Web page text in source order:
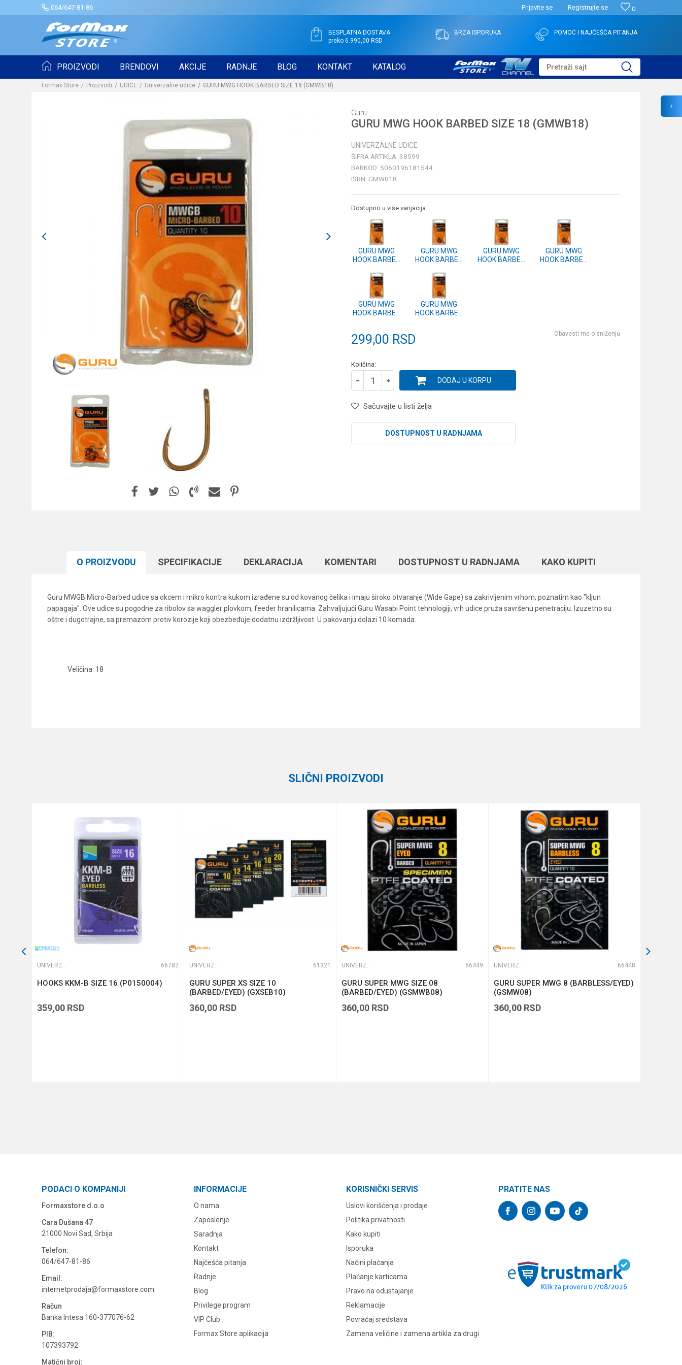
064/647-81-86 0
Prijavite se Registrujte se
BESPLATNA DOSTAVA
preko 6.990,00 RSD
BRZA ISPORUKA POMOĆ I NAJČEŠĆA PITANJA
PROIZVODI BRENDOVI AKCIJE RADNJE BLOG KONTAKT KATALOG Pretraži sajt
Formax Store Proizvodi UDICE Univerzalne udice GURU MWG HOOK BARBED SIZE 18 (GMWB18)
Guru
GURU MWG HOOK BARBED SIZE 18 (GMWB18)
UNIVERZALNE UDICE
ŠIFRA ARTIKLA: 38599
BARKOD: 5060196181544
ISBN: GMWB18
Dostupno u više varijacija:
GURU MWG
HOOK BARBED
(GMWB10)
GURU MWG
HOOK BARBED
(GMWB12)
GURU MWG
HOOK BARBED
GURU MWG
HOOK BARBED
GURU MWG
HOOK BARBED
GURU MWG
HOOK BARBED
299,00 RSD Obavesti me o sniženju
Količina:
DODAJ U KORPU
Sačuvajte u listi želja
DOSTUPNOST U RADNJAMA
O PROIZVODU SPECIFIKACIJЕ DEKLARACIJA KOMENTARI DOSTUPNOST U RADNJAMA KAKO KUPITI
Guru MWGB Micro-Barbed udice sa okcem i mikro kontra kukom izrađene su od kovanog čelika i imaju široko otvaranje (Wide Gape) sa zakrivljenim vrhom, poznatim kao "kljun
papagaja". Ove udice su pogodne za ribolov sa waggler plovkom, feeder hranilicama. Zahvaljujući Guru Wasabi Point tehnologiji, vrh udice pruža savršenu penetraciju. Izuzetno su
oštre i dugotrajne, sa premazom protiv korozije koji obezbeđuje dodatnu izdržljivost. U pakovanju dolazi 10 komada.
Veličina: 18
SLIČNI PROIZVODI
UNIVERZALNE UDICE 66782
HOOKS KKM-B SIZE 16 (P0150004)
359,00 RSD
UNIVERZALNE UDICE 61321
GURU SUPER XS SIZE 10
(BARBED/EYED) (GXSEB10)
360,00 RSD
UNIVERZALNE UDICE 66449
GURU SUPER MWG SIZE 08
(BARBED/EYED) (GSMWB08)
360,00 RSD
UNIVERZALNE UDICE 66448
GURU SUPER MWG 8 (BARBLESS/EYED)
(GSMW08)
360,00 RSD
PODACI O KOMPANIJI
Formaxstore d.o.o
Cara Dušana 47
21000 Novi Sad, Srbija
Telefon:
064/647-81-86
Email:
internetprodaja@formaxstore.com
Račun
Banka Intesa 160-377076-62
PIB:
107393792
Matični broj:
INFORMACIJE
O nama
Zaposlenje
Saradnja
Kontakt
Najčešća pitanja
Radnje
Blog
Privilege program
VIP Club
Formax Store aplikacija
KORISNIČKI SERVIS
Uslovi korišćenja i prodaje
Politika privatnosti
Kako kupiti
Isporuka
Načini plaćanja
Plaćanje karticama
Pravo na odustajanje
Reklamacije
Povraćaj sredstava
Zamena veličine i zamena artikla za drugi
PRATITE NAS